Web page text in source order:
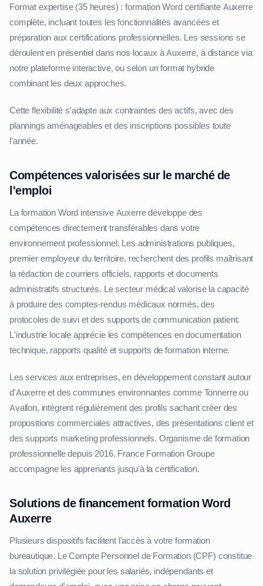
Format expertise (35 heures) : formation Word certifiante Auxerre
complète, incluant toutes les fonctionnalités avancées et
préparation aux certifications professionnelles. Les sessions se
déroulent en présentiel dans nos locaux à Auxerre, à distance via
notre plateforme interactive, ou selon un format hybride
combinant les deux approches.
Cette flexibilité s'adapte aux contraintes des actifs, avec des
plannings aménageables et des inscriptions possibles toute
l'année.
Compétences valorisées sur le marché de
l'emploi
La formation Word intensive Auxerre développe des
compétences directement transférables dans votre
environnement professionnel. Les administrations publiques,
premier employeur du territoire, recherchent des profils maîtrisant
la rédaction de courriers officiels, rapports et documents
administratifs structurés. Le secteur médical valorise la capacité
à produire des comptes-rendus médicaux normés, des
protocoles de suivi et des supports de communication patient.
L'industrie locale apprécie les compétences en documentation
technique, rapports qualité et supports de formation interne.
Les services aux entreprises, en développement constant autour
d'Auxerre et des communes environnantes comme Tonnerre ou
Avallon, intègrent régulièrement des profils sachant créer des
propositions commerciales attractives, des présentations client et
des supports marketing professionnels. Organisme de formation
professionnelle depuis 2016, France Formation Groupe
accompagne les apprenants jusqu'à la certification.
Solutions de financement formation Word
Auxerre
Plusieurs dispositifs facilitent l'accès à votre formation
bureautique. Le Compte Personnel de Formation (CPF) constitue
la solution privilégiée pour les salariés, indépendants et